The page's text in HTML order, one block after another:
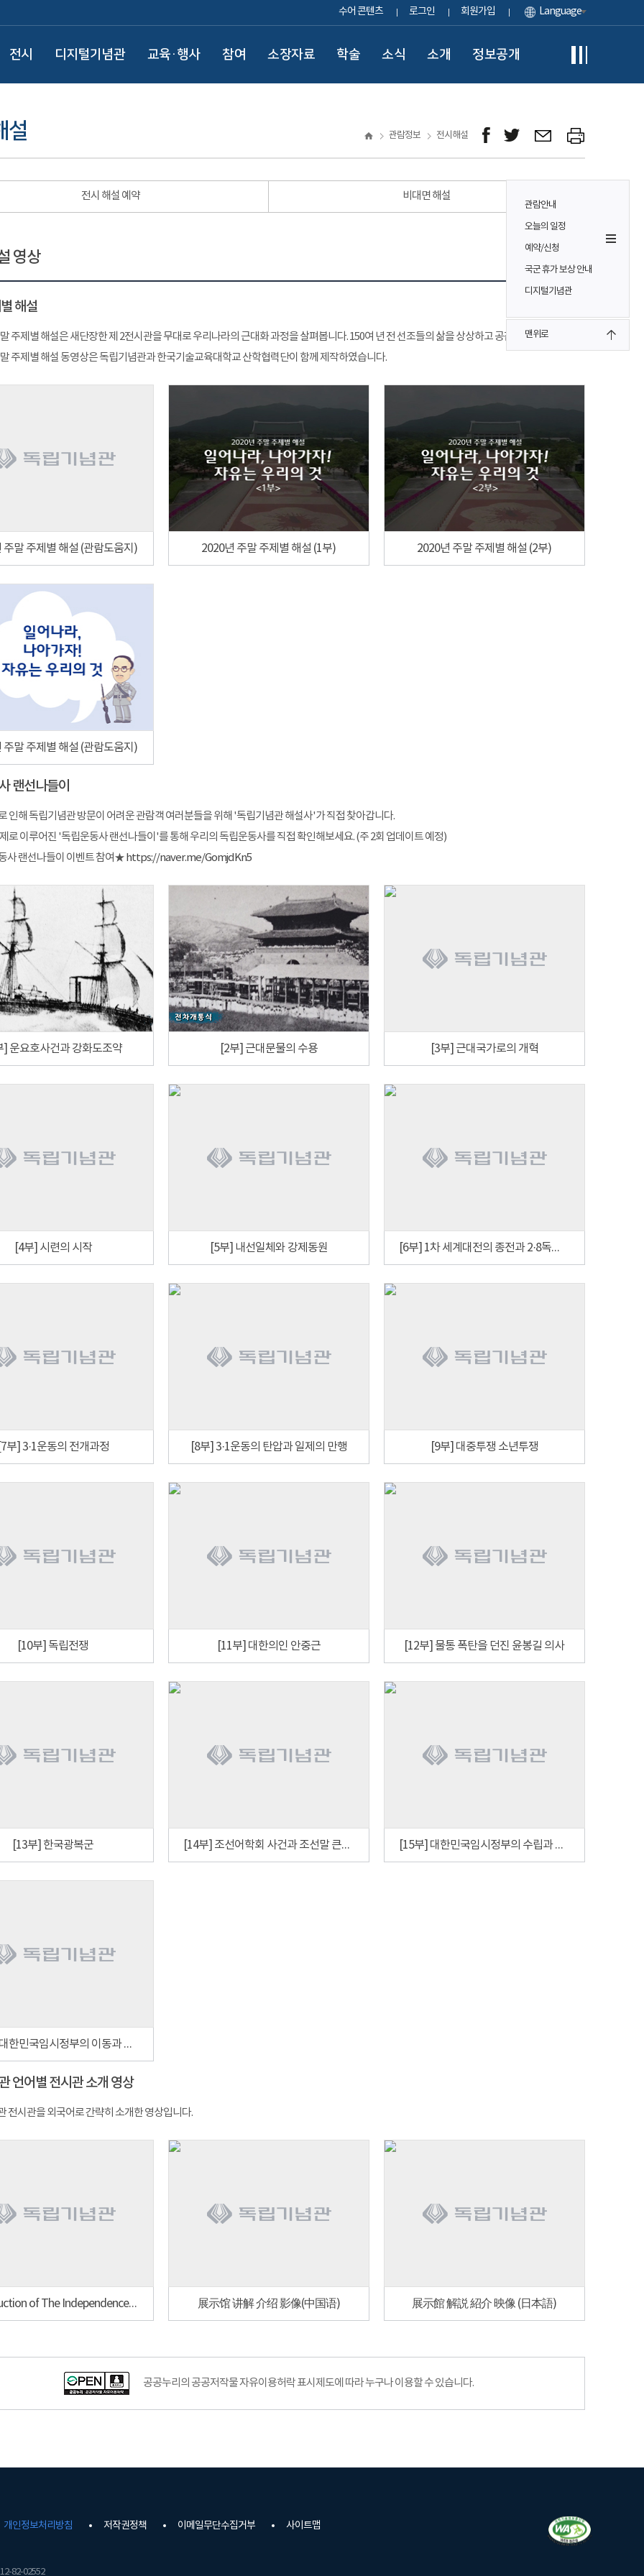
수어 콘텐츠 로그인 회원가입 Language
전시 디지털기념관 교육·행사 참여 소장자료 학술 소식 소개 정보공개
관람안내
오늘의 일정
예약/신청
국군 휴가 보상 안내
디지털기념관
맨위로
설 관람정보 전시해설
전시 해설 예약 비대면 해설
영상
해설
주제별 해설은 새단장한 제 2전시관을 무대로 우리나라의 근대화 과정을 살펴봅니다. 150여 년 전 선조들의 삶을 상상하고 공감해 보세요.
주제별 해설 동영상은 독립기념관과 한국기술교육대학교 산학협력단이 함께 제작하였습니다.
주말 주제별 해설 (관람도움지) 2020년 주말 주제별 해설 (1부) 2020년 주말 주제별 해설 (2부)
주말 주제별 해설 (관람도움지)
랜선나들이
인해 독립기념관 방문이 어려운 관람객 여러분들을 위해 '독립기념관 해설사'가 직접 찾아갑니다.
로 이루어진 '독립운동사 랜선나들이'를 통해 우리의 독립운동사를 직접 확인해보세요. (주 2회 업데이트 예정)
사 랜선나들이 이벤트 참여★ https://naver.me/GomjdKn5
] 운요호사건과 강화도조약 [2부] 근대문물의 수용 [3부] 근대국가로의 개혁
[4부] 시련의 시작 [5부] 내선일체와 강제동원 [6부] 1차 세계대전의 종전과 2·8독립선언
부] 3·1운동의 전개과정 [8부] 3·1운동의 탄압과 일제의 만행 [9부] 대중투쟁 소년투쟁
[10부] 독립전쟁 [11부] 대한의인 안중근 [12부] 물통 폭탄을 던진 윤봉길 의사
[13부] 한국광복군 [14부] 조선어학회 사건과 조선말 큰사전 [15부] 대한민국임시정부의 수립과 상하이 시기
[16부] 대한민국임시정부의 이동과 충칭
언어별 전시관 소개 영상
전시관을 외국어로 간략히 소개한 영상입니다.
Introduction of The Independence hall of Korea(English) 展示馆 讲解 介绍 影像(中国语) 展示館 解説 紹介 映像 (日本語)
공공누리공공저작물자유이용허락–출처표시이미지
공공누리의 공공저작물 자유이용허락 표시제도에 따라 누구나 이용할 수 있습니다.
개인정보처리방침 저작권정책 이메일무단수집거부 사이트맵
82-02552